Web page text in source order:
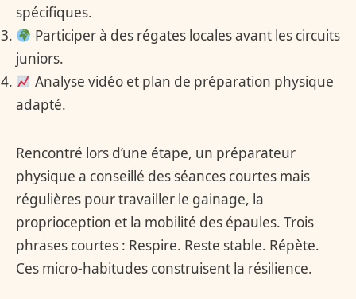
spécifiques.
Participer à des régates locales avant les circuits
juniors.
Analyse vidéo et plan de préparation physique
adapté.
Rencontré lors d’une étape, un préparateur
physique a conseillé des séances courtes mais
régulières pour travailler le gainage, la
proprioception et la mobilité des épaules. Trois
phrases courtes : Respire. Reste stable. Répète.
Ces micro-habitudes construisent la résilience.